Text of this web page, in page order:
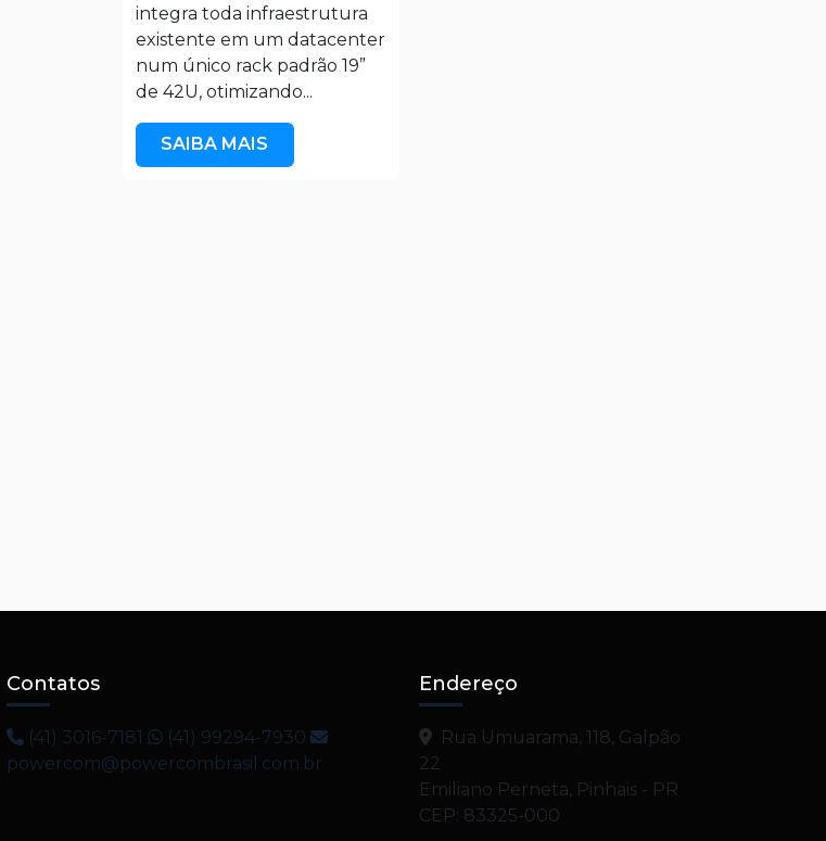
integra toda infraestrutura
existente em um datacenter
num único rack padrão 19”
de 42U, otimizando...
SAIBA MAIS
Contatos
(41) 3016-7181
(41) 99294-7930
powercom@powercombrasil.com.br
Endereço
Rua Umuarama, 118, Galpão
22
Emiliano Perneta, Pinhais - PR
CEP: 83325-000